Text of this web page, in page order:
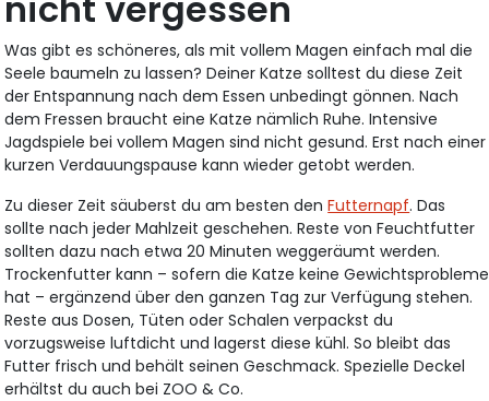
Was gibt es schöneres, als mit vollem Magen einfach mal die
Seele baumeln zu lassen? Deiner Katze solltest du diese Zeit
der Entspannung nach dem Essen unbedingt gönnen. Nach
dem Fressen braucht eine Katze nämlich Ruhe. Intensive
Jagdspiele bei vollem Magen sind nicht gesund. Erst nach einer
kurzen Verdauungspause kann wieder getobt werden.
Zu dieser Zeit säuberst du am besten denFutternapf. Das
sollte nach jeder Mahlzeit geschehen. Reste von Feuchtfutter
sollten dazu nach etwa 20 Minuten weggeräumt werden.
Trockenfutter kann – sofern die Katze keine Gewichtsprobleme
hat – ergänzend über den ganzen Tag zur Verfügung stehen.
Reste aus Dosen, Tüten oder Schalen verpackst du
vorzugsweise luftdicht und lagerst diese kühl. So bleibt das
Futter frisch und behält seinen Geschmack. Spezielle Deckel
erhältst du auch bei ZOO & Co.